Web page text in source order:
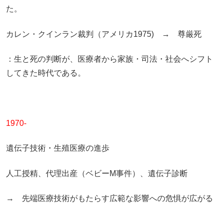
た。
カレン・クインラン裁判（アメリカ1975) → 尊厳死
：生と死の判断が、医療者から家族・司法・社会へシフト
してきた時代である。
1970-
遺伝子技術・生殖医療の進歩
人工授精、代理出産（ベビーM事件）、遺伝子診断
→ 先端医療技術がもたらす広範な影響への危惧が広がる